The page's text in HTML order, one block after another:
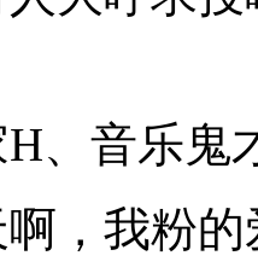
音乐鬼
我粉的